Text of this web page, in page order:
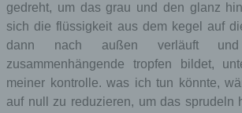
gedreht, um das grau und den glanz
sich die flüssigkeit aus dem kegel auf
dann nach außen verläuft
zusammenhängende tropfen bildet,
meiner kontrolle. was ich tun könnte,
auf null zu reduzieren, um das sprudeln